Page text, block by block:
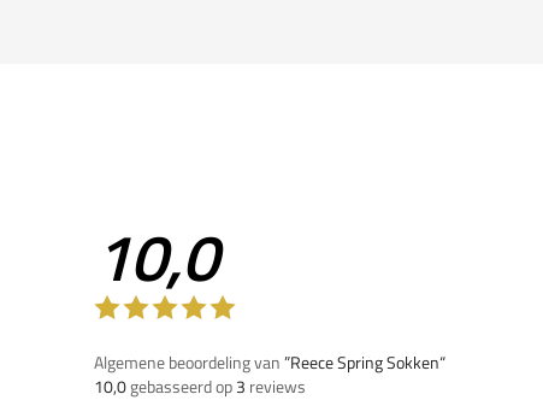
10,0
Algemene beoordeling van”Reece Spring Sokken“
10,0gebasseerd op3 reviews